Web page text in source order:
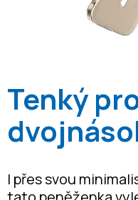
Tenký
I přes svou